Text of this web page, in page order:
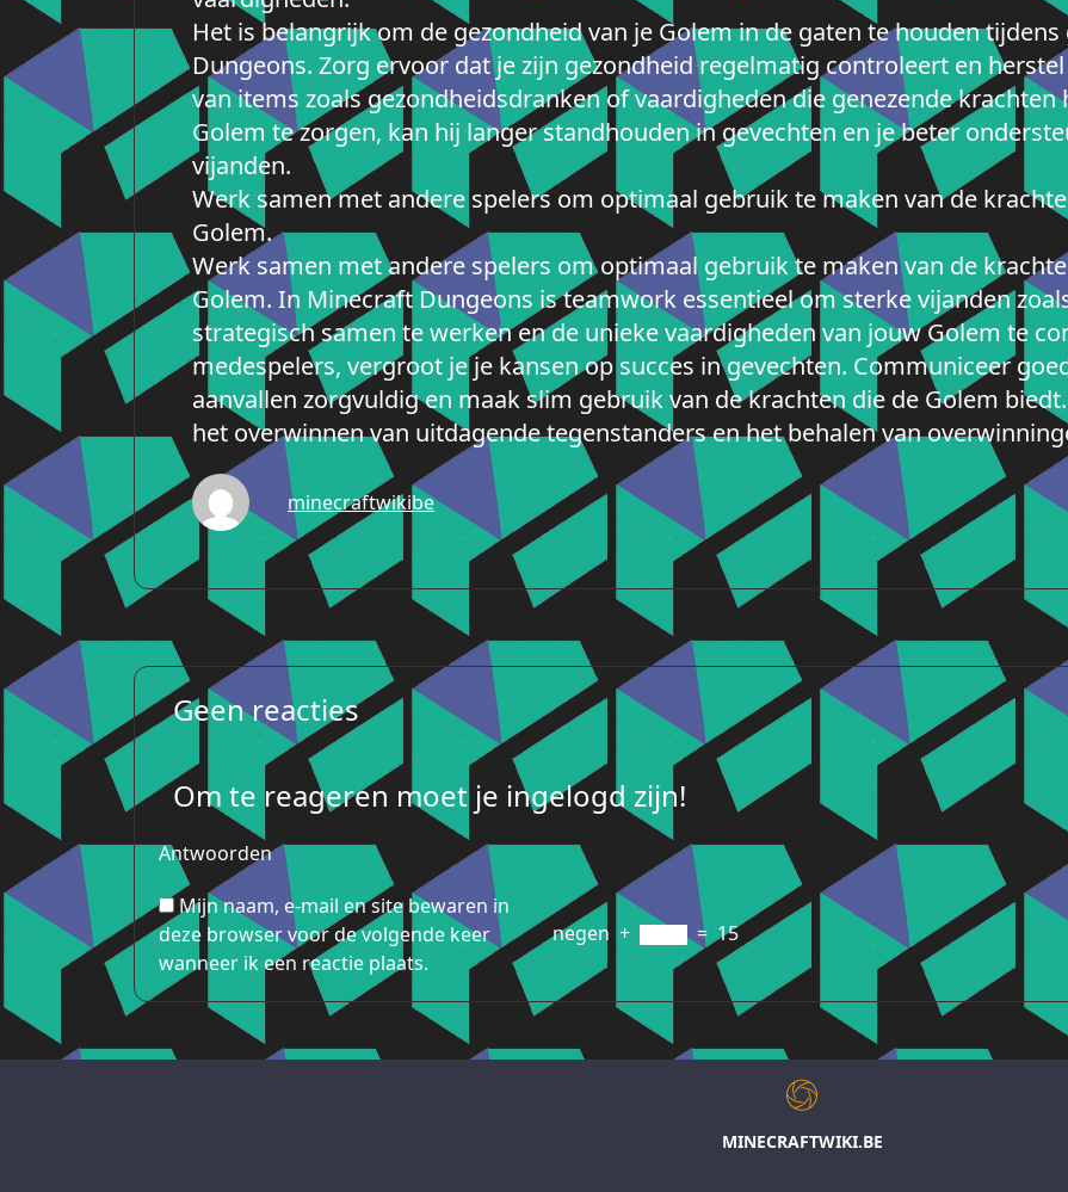
Het is belangrijk om de gezondheid van je Golem in de gaten te houden
Dungeons. Zorg ervoor dat je zijn gezondheid regelmatig controleert en
van items zoals gezondheidsdranken of vaardigheden die genezende
Golem te zorgen, kan hij langer standhouden in gevechten en je beter
vijanden.
Werk samen met andere spelers om optimaal gebruik te maken van de
Golem.
Werk samen met andere spelers om optimaal gebruik te maken van de
Golem. In Minecraft Dungeons is teamwork essentieel om sterke vijanden
strategisch samen te werken en de unieke vaardigheden van jouw Golem te
medespelers, vergroot je je kansen op succes in gevechten. Communiceer
aanvallen zorgvuldig en maak slim gebruik van de krachten die de Golem
het overwinnen van uitdagende tegenstanders en het behalen van
minecraftwikibe
Geen reacties
Om te reageren moet je ingelogd zijn!
Antwoorden
Mijn naam, e-mail en site bewaren in
deze browser voor de volgende keer
wanneer ik een reactie plaats.
negen + = 15
MINECRAFTWIKI.BE